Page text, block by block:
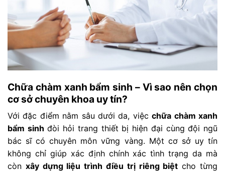
Chữa chàm xanh bẩm sinh – Vì sao nên chọn
cơ sở chuyên khoa uy tín?
Với đặc điểm nằm sâu dưới da, việcchữa chàm xanh
bẩm sinh đòi hỏi trang thiết bị hiện đại cùng đội ngũ
bác sĩ có chuyên môn vững vàng. Một cơ sở uy tín
không chỉ giúp xác định chính xác tình trạng da mà
còn xây dựng liệu trình điều trị riêng biệt cho từng